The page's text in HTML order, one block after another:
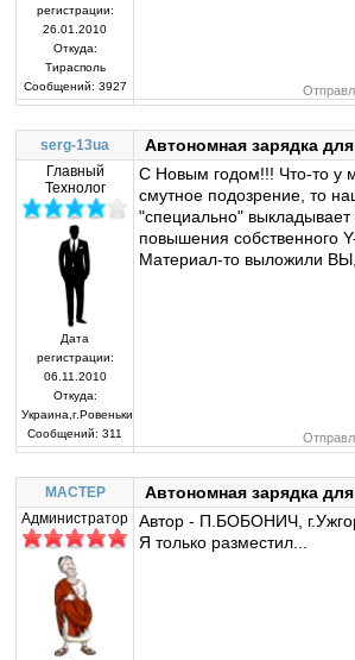
регистрации:
26.01.2010
Откуда:
Тирасполь
Сообщений: 3927
serg-13ua Автономная зарядка
Главный
Технолог
Дата
регистрации:
06.11.2010
Откуда:
Украина,г.Ровеньки
Сообщений: 311
С Новым годом!!! Что-то у
смутное подозрение, то
"специально"
повышения собственного
Материал-то выложили
MACTEP Автономная зарядка
Администратор
Автор - П.БОБОНИЧ,
Я только разместил...